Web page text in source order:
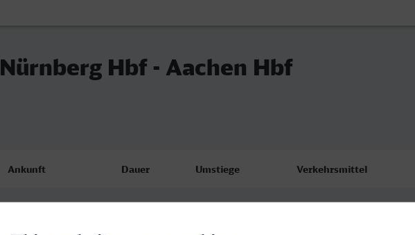
Nürnberg Hbf - Aachen Hbf
Ankunft Dauer Umstiege Verkehrsmittel